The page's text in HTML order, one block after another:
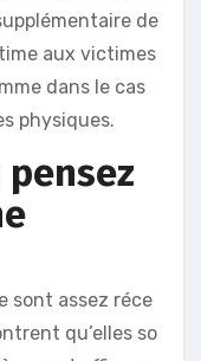
de
aux victimes
dans le cas
physiques.
sont assez réce
qu’elles so